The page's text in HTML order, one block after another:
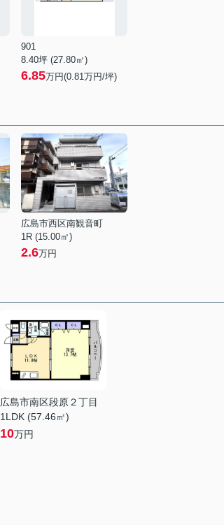
901
8.40坪 (27.80㎡)
6.85万円(0.81万円/坪)
広島市西区南観音町
1R (15.00㎡)
2.6万円
広島市南区段原２丁目
1LDK (57.46㎡)
10万円